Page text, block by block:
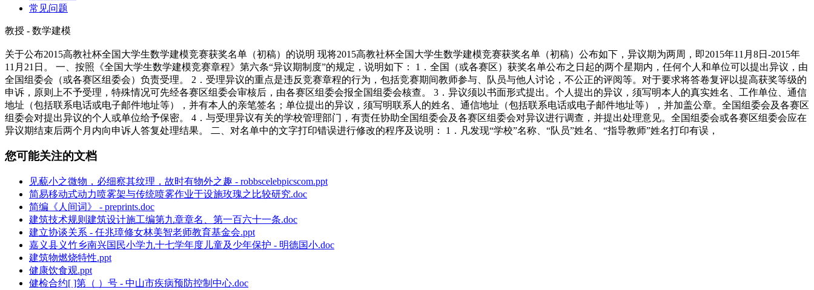
常见问题
教授 - 数学建模
关于公布2015高教社杯全国大学生数学建模竞赛获奖名单（初稿）的说明 现将2015高教社杯全国大学生数学建模竞赛获奖名单（初稿）公布如下，异议期为两周，即2015年11月8日-2015年
11月21日。 一、按照《全国大学生数学建模竞赛章程》第六条“异议期制度”的规定，说明如下： 1．全国（或各赛区）获奖名单公布之日起的两个星期内，任何个人和单位可以提出异议，由
全国组委会（或各赛区组委会）负责受理。 2．受理异议的重点是违反竞赛章程的行为，包括竞赛期间教师参与、队员与他人讨论，不公正的评阅等。对于要求将答卷复评以提高获奖等级的
申诉，原则上不予受理，特殊情况可先经各赛区组委会审核后，由各赛区组委会报全国组委会核查。 3．异议须以书面形式提出。个人提出的异议，须写明本人的真实姓名、工作单位、通信
地址（包括联系电话或电子邮件地址等），并有本人的亲笔签名；单位提出的异议，须写明联系人的姓名、通信地址（包括联系电话或电子邮件地址等），并加盖公章。全国组委会及各赛区
组委会对提出异议的个人或单位给予保密。 4．与受理异议有关的学校管理部门，有责任协助全国组委会及各赛区组委会对异议进行调查，并提出处理意见。全国组委会或各赛区组委会应在
异议期结束后两个月内向申诉人答复处理结果。 二、对名单中的文字打印错误进行修改的程序及说明： 1．凡发现“学校”名称、“队员”姓名、“指导教师”姓名打印有误，
您可能关注的文档
见藐小之微物，必细察其纹理，故时有物外之趣 - robbscelebpicscom.ppt
简易移动式动力喷雾架与传统喷雾作业于设施玫瑰之比较研究.doc
简编《人间词》 - preprints.doc
建筑技术规则建筑设计施工编第九章章名、第一百六十一条.doc
建立协谈关系 - 任兆璋修女林美智老师教育基金会.ppt
嘉义县义竹乡南兴国民小学九十七学年度儿童及少年保护 - 明德国小.doc
建筑物燃烧特性.ppt
健康饮食观.ppt
健检合约[ ]第（ ）号 - 中山市疾病预防控制中心.doc